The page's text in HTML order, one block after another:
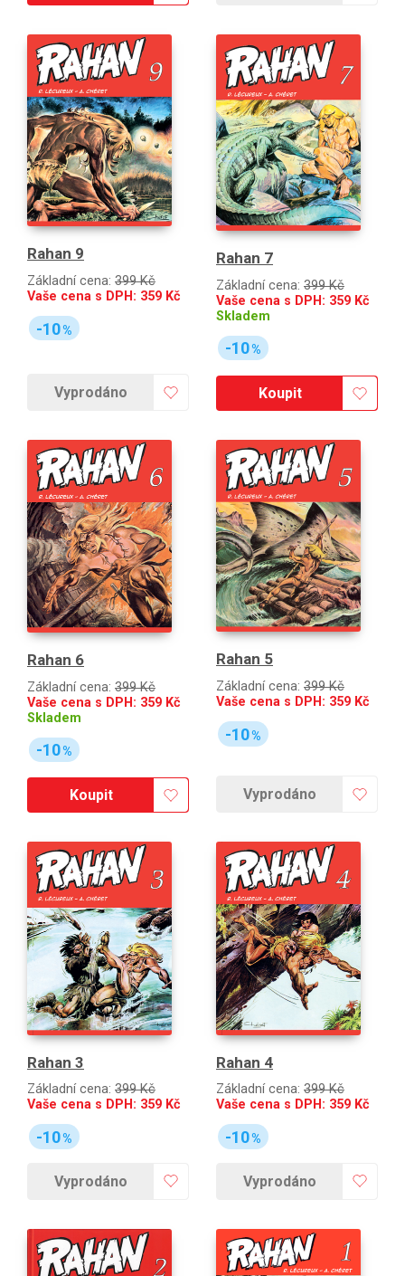
Rahan 9
Základní cena: 399 Kč
Vaše cena s DPH: 359 Kč
-10%
Vyprodáno
Rahan 7
Základní cena: 399 Kč
Vaše cena s DPH: 359 Kč
Skladem
-10%
Koupit
Rahan 6
Základní cena: 399 Kč
Vaše cena s DPH: 359 Kč
Skladem
-10%
Koupit
Rahan 5
Základní cena: 399 Kč
Vaše cena s DPH: 359 Kč
-10%
Vyprodáno
Rahan 3
Základní cena: 399 Kč
Vaše cena s DPH: 359 Kč
-10%
Vyprodáno
Rahan 4
Základní cena: 399 Kč
Vaše cena s DPH: 359 Kč
-10%
Vyprodáno